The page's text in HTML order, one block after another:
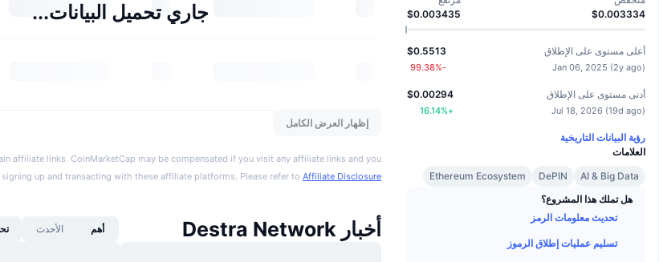
$0.003334
$0.003435
أعلى مستوى على الإطلاق
Jan 06, 2025 (2y ago)
$0.5513
-99.38
%
أدنى مستوى على الإطلاق
Jul 18, 2026 (19d ago)
$0.00294
+
16.14%
رؤية البيانات التاريخية
العلامات
AI & Big Data
DePIN
Ethereum Ecosystem
هل تملك هذا المشروع؟
تحديث معلومات الرمز
تسليم عمليات إطلاق الرموز
جاري تحميل البيانات...
إظهار العرض الكامل
affiliate links. CoinMarketCap may be compensated if you visit any affiliate links and you
up and transacting with these affiliate platforms. Please refer to Affiliate Disclosure
أخبار Destra Network أهم الأحدث